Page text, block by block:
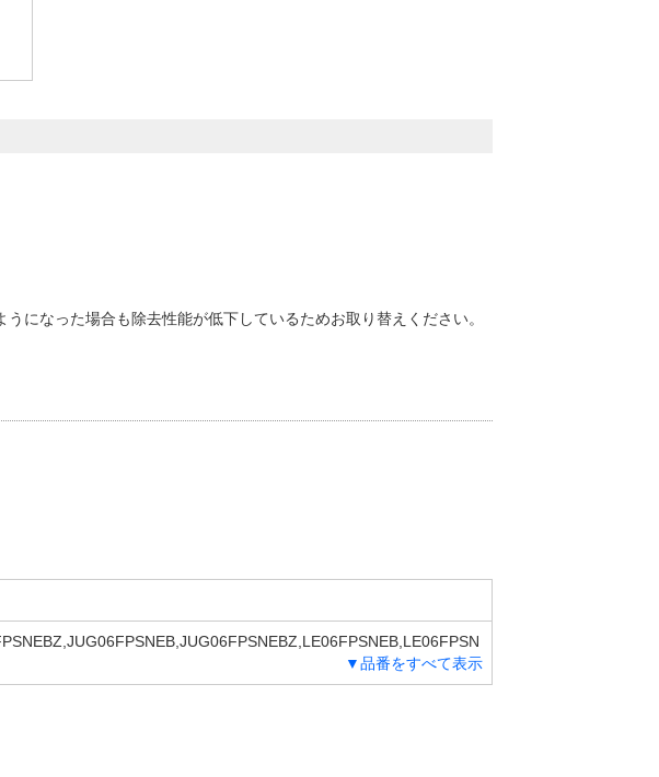
になった場合も除去性能が低下しているためお取り替えください。
▼品番をすべて表示